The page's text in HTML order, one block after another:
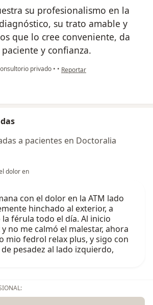
su profesionalismo en la
su trato amable y
que lo cree conveniente, da
y confianza.
privado • • en opinión del usuario paciente
Reportar
a pacientes en Doctoralia
dolor en
con el dolor en la ATM lado
hinchado al exterior, a
férula todo el día. Al inicio
no me calmó el malestar, ahora
mio fedrol relax plus, y sigo con
pesadez al lado izquierdo,